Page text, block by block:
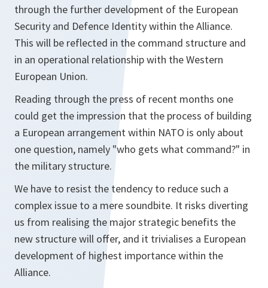
through the further development of the European
Security and Defence Identity within the Alliance.
This will be reflected in the command structure and
in an operational relationship with the Western
European Union.
Reading through the press of recent months one
could get the impression that the process of building
a European arrangement within NATO is only about
one question, namely "who gets what command?" in
the military structure.
We have to resist the tendency to reduce such a
complex issue to a mere soundbite. It risks diverting
us from realising the major strategic benefits the
new structure will offer, and it trivialises a European
development of highest importance within the
Alliance.